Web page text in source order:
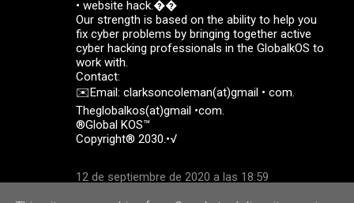
• website hack.��
Our strength is based on the ability to help you
fix cyber problems by bringing together active
cyber hacking professionals in the GlobalkOS to
work with.
Contact:
✉️Email: clarksoncoleman(at)gmail • com.
Theglobalkos(at)gmail •com.
®Global KOS™
Copyright® 2030.•√
12 de septiembre de 2020 a las 18:59